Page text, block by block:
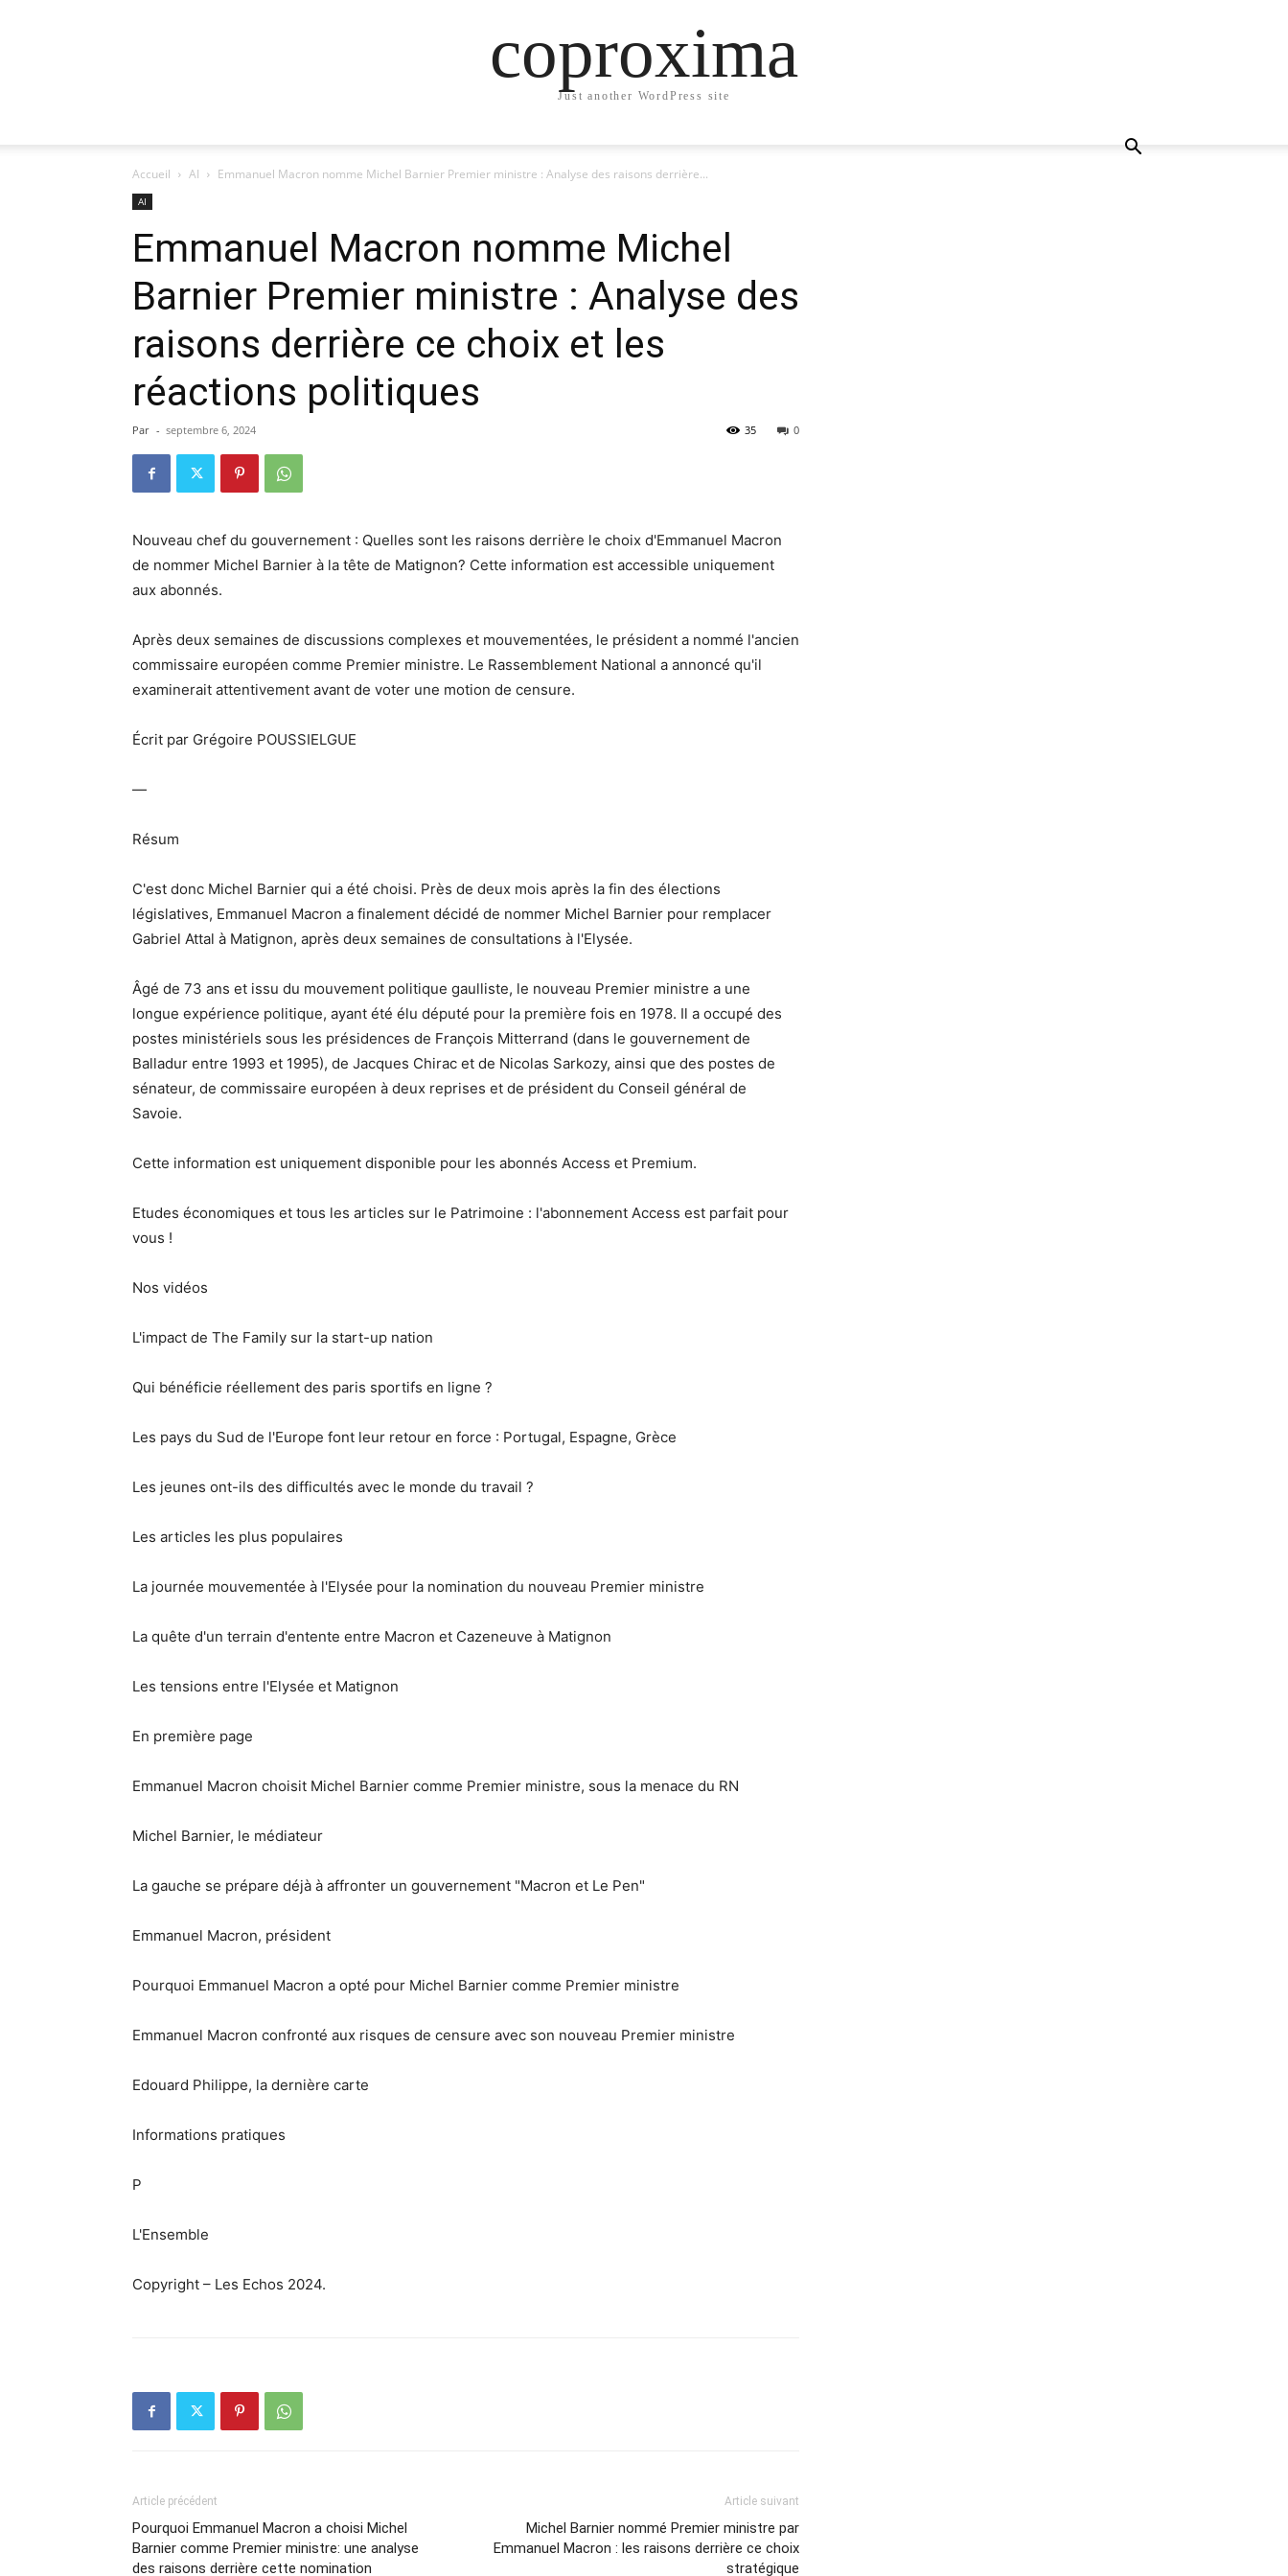
coproxima
Just another WordPress site
Accueil AI Emmanuel Macron nomme Michel Barnier Premier ministre : Analyse des raisons derrière...
AI
Emmanuel Macron nomme Michel
Barnier Premier ministre : Analyse des
raisons derrière ce choix et les
réactions politiques
Par - septembre 6, 2024 0
35
Nouveau chef du gouvernement : Quelles sont les raisons derrière le choix d'Emmanuel Macron
de nommer Michel Barnier à la tête de Matignon? Cette information est accessible uniquement
aux abonnés.
Après deux semaines de discussions complexes et mouvementées, le président a nommé l'ancien
commissaire européen comme Premier ministre. Le Rassemblement National a annoncé qu'il
examinerait attentivement avant de voter une motion de censure.
Écrit par Grégoire POUSSIELGUE
—
Résum
C'est donc Michel Barnier qui a été choisi. Près de deux mois après la fin des élections
législatives, Emmanuel Macron a finalement décidé de nommer Michel Barnier pour remplacer
Gabriel Attal à Matignon, après deux semaines de consultations à l'Elysée.
Âgé de 73 ans et issu du mouvement politique gaulliste, le nouveau Premier ministre a une
longue expérience politique, ayant été élu député pour la première fois en 1978. Il a occupé des
postes ministériels sous les présidences de François Mitterrand (dans le gouvernement de
Balladur entre 1993 et 1995), de Jacques Chirac et de Nicolas Sarkozy, ainsi que des postes de
sénateur, de commissaire européen à deux reprises et de président du Conseil général de
Savoie.
Cette information est uniquement disponible pour les abonnés Access et Premium.
Etudes économiques et tous les articles sur le Patrimoine : l'abonnement Access est parfait pour
vous !
Nos vidéos
L'impact de The Family sur la start-up nation
Qui bénéficie réellement des paris sportifs en ligne ?
Les pays du Sud de l'Europe font leur retour en force : Portugal, Espagne, Grèce
Les jeunes ont-ils des difficultés avec le monde du travail ?
Les articles les plus populaires
La journée mouvementée à l'Elysée pour la nomination du nouveau Premier ministre
La quête d'un terrain d'entente entre Macron et Cazeneuve à Matignon
Les tensions entre l'Elysée et Matignon
En première page
Emmanuel Macron choisit Michel Barnier comme Premier ministre, sous la menace du RN
Michel Barnier, le médiateur
La gauche se prépare déjà à affronter un gouvernement "Macron et Le Pen"
Emmanuel Macron, président
Pourquoi Emmanuel Macron a opté pour Michel Barnier comme Premier ministre
Emmanuel Macron confronté aux risques de censure avec son nouveau Premier ministre
Edouard Philippe, la dernière carte
Informations pratiques
P
L'Ensemble
Copyright – Les Echos 2024.
Article précédent
Pourquoi Emmanuel Macron a choisi Michel
Barnier comme Premier ministre: une analyse
des raisons derrière cette nomination
Article suivant
Michel Barnier nommé Premier ministre par
Emmanuel Macron : les raisons derrière ce choix
stratégique